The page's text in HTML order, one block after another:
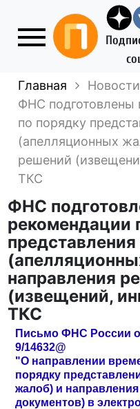
Главная Новости
ФНС подготовлены
по порядку
(апелляционных
решений
ТКС
ФНС
рекомендации
направления
(извещений,
ТКС
Письмо ФНС России
9/14632@
"О направлении
порядку
жалоб) и
документов) в